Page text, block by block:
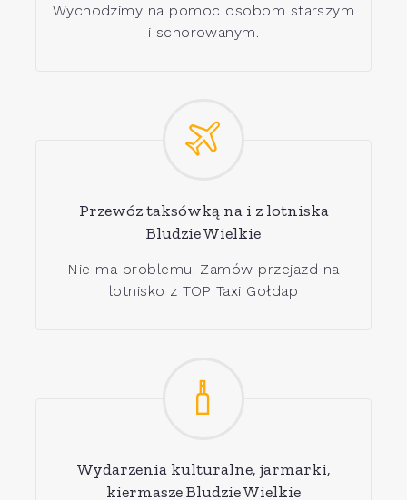
Wychodzimy na pomoc osobom starszym
i schorowanym.
Przewóz taksówką na i z lotniska
Bludzie Wielkie
Nie ma problemu! Zamów przejazd na
lotnisko z TOP Taxi Gołdap
Wydarzenia kulturalne, jarmarki,
kiermasze Bludzie Wielkie